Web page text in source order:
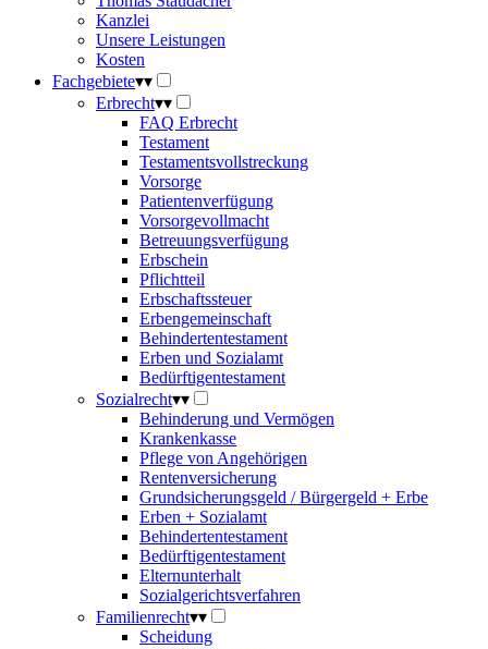
Kanzlei
Unsere Leistungen
Kosten
Fachgebiete▾▾
Erbrecht▾▾
FAQ Erbrecht
Testament
Testamentsvollstreckung
Vorsorge
Patientenverfügung
Vorsorgevollmacht
Betreuungsverfügung
Erbschein
Pflichtteil
Erbschaftssteuer
Erbengemeinschaft
Behindertentestament
Erben und Sozialamt
Bedürftigentestament
Sozialrecht▾▾
Behinderung und Vermögen
Krankenkasse
Pflege von Angehörigen
Rentenversicherung
Grundsicherungsgeld / Bürgergeld + Erbe
Erben + Sozialamt
Behindertentestament
Bedürftigentestament
Elternunterhalt
Sozialgerichtsverfahren
Familienrecht▾▾
Scheidung